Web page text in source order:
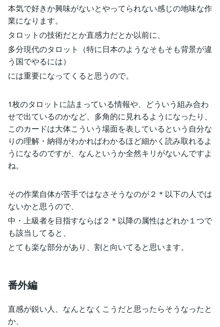
本気で好きか興味がないとやってられない感じの地味な作
業になります。
タロットの技術だとか直感力だとか以前に、
多分現代のタロット（特に日本のようなそもそも背景が違
う国でやるには）
には重要になってくると思うので。
1枚のタロットに詰まっている情報や、どういう組み合わ
せで出ているのかなど、多角的に見れるようになったり、
このカードは大体こういう場面を表しているという自分な
りの理解・納得がわかればわかるほど細かく読み取れるよ
うになるのですが、なんというか全然キリがないんですよ
ね。
その作業自体が苦手ではなさそうなのが２＊以下の人では
ないかと思うので、
中・上級者を目指すならば２＊以降の属性はどれか１つで
も該当してると、
とても楽な部分があり、割と向いてると思います。
番外編
直感が鋭い人、なんとなくこうだと思ったらそうなったと
か、